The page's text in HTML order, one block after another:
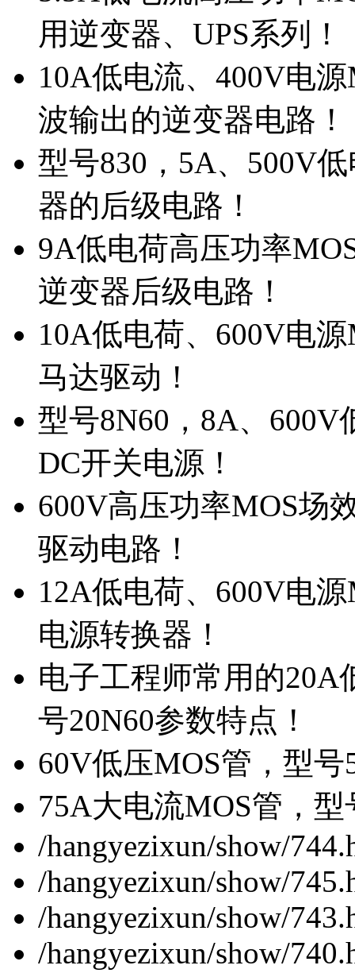
用逆变器、UPS系列！
10A低电流、400V电
波输出的逆变器电路！
型号830，5A、500V
器的后级电路！
9A低电荷高压功率
逆变器后级电路！
10A低电荷、600V电
马达驱动！
型号8N60，8A、
DC开关电源！
600V高压功率MOS场
驱动电路！
12A低电荷、600V电
电源转换器！
电子工程师常用的20A
号20N60参数特点！
60V低压MOS管，型
75A大电流MOS管，
/hangyezixun/show/
/hangyezixun/show/
/hangyezixun/show/
/hangyezixun/show/